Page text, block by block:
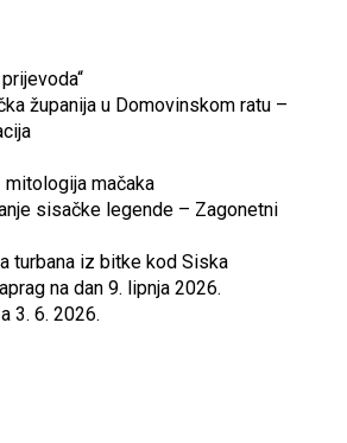
županija u Domovinskom ratu –
mitologija mačaka
sisačke legende – Zagonetni
turbana iz bitke kod Siska
na dan 9. lipnja 2026.
3. 6. 2026.